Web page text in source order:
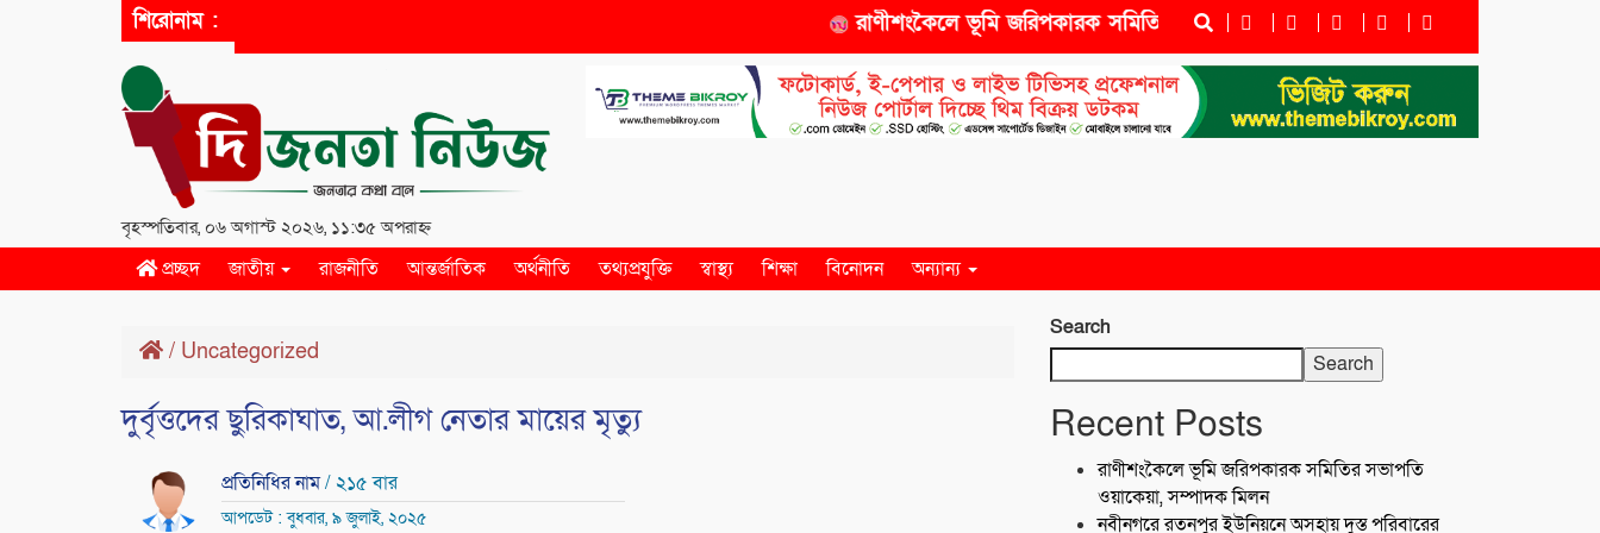
শিরোনাম : রাণীশংকৈলে ভূমি জরিপকারক সমিতির সভাপতি ওয়াকেয়া, সম্পাদক মিলন
বৃহস্পতিবার, ০৬ অগাস্ট ২০২৬, ১১:৩৫ অপরাহ্ন
প্রচ্ছদ জাতীয় রাজনীতি আন্তর্জাতিক অর্থনীতি তথ্যপ্রযুক্তি স্বাস্থ্য শিক্ষা বিনোদন অন্যান্য
/ Uncategorized
দুর্বৃত্তদের ছুরিকাঘাত, আ.লীগ নেতার মায়ের মৃত্যু
প্রতিনিধির নাম/ ২১৫ বার
আপডেট : বুধবার, ৯ জুলাই, ২০২৫
Search
Search
Recent Posts
রাণীশংকৈলে ভূমি জরিপকারক সমিতির সভাপতি
ওয়াকেয়া, সম্পাদক মিলন
নবীনগরে রতনপুর ইউনিয়নে অসহায় দুস্ত পরিবারের